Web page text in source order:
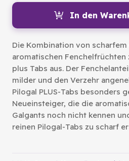
In den
Die Kombination von
aromatischen Fenchelfrüchten
plus Tabs aus. Der
milder und den Verzehr
Pilogal PLUS-Tabs besonders
Neueinsteiger, die die
Galgants noch nicht kennen
reinen Pilogal-Tabs zu scharf